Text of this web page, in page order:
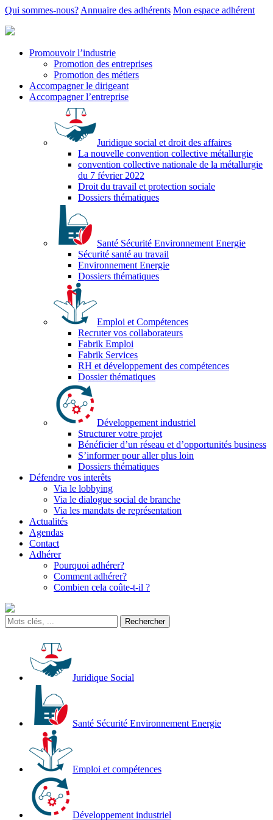
Qui sommes-nous? Annuaire des adhérents Mon espace adhérent
Promouvoir l’industrie
Promotion des entreprises
Promotion des métiers
Accompagner le dirigeant
Accompagner l’entreprise
Juridique social et droit des affaires
La nouvelle convention collective métallurgie
convention collective nationale de la métallurgie
du 7 février 2022
Droit du travail et protection sociale
Dossiers thématiques
Santé Sécurité Environnement Energie
Sécurité santé au travail
Environnement Energie
Dossiers thématiques
Emploi et Compétences
Recruter vos collaborateurs
Fabrik Emploi
Fabrik Services
RH et développement des compétences
Dossier thématiques
Développement industriel
Structurer votre projet
Bénéficier d’un réseau et d’opportunités business
S’informer pour aller plus loin
Dossiers thématiques
Défendre vos interêts
Via le lobbying
Via le dialogue social de branche
Via les mandats de représentation
Actualités
Agendas
Contact
Adhérer
Pourquoi adhérer?
Comment adhérer?
Combien cela coûte-t-il ?
Juridique Social
Santé Sécurité Environnement Energie
Emploi et compétences
Développement industriel